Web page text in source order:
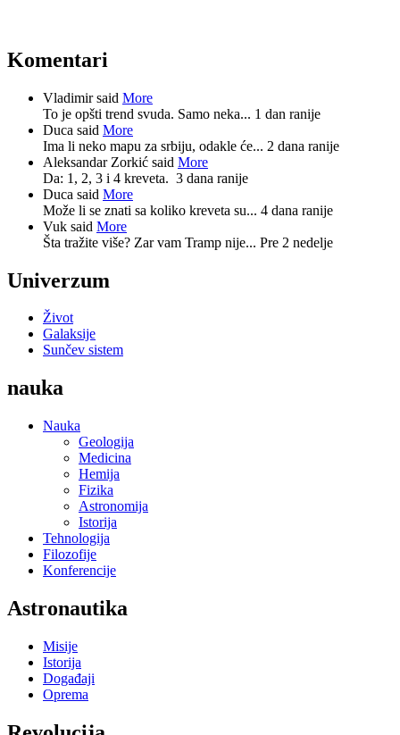
Komentari
Vladimir said More
To je opšti trend svuda. Samo neka... 1 dan ranije
Duca said More
Ima li neko mapu za srbiju, odakle će... 2 dana ranije
Aleksandar Zorkić said More
Da: 1, 2, 3 i 4 kreveta. 3 dana ranije
Duca said More
Može li se znati sa koliko kreveta su... 4 dana ranije
Vuk said More
Šta tražite više? Zar vam Tramp nije... Pre 2 nedelje
Univerzum
Život
Galaksije
Sunčev sistem
nauka
Nauka
Geologija
Medicina
Hemija
Fizika
Astronomija
Istorija
Tehnologija
Filozofije
Konferencije
Astronautika
Misije
Istorija
Događaji
Oprema